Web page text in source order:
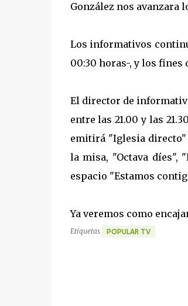
González nos avanzara
Los informativos
00:30 horas-, y los fines
El director de
entre las 21.00 y las
emitirá "Iglesia directo"
la misa, "Octava díes",
espacio "Estamos
Ya veremos como
Etiquetas POPULAR TV